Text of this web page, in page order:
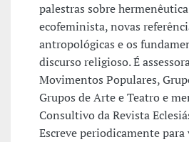
palestras sobre
ecofeminista, novas
antropológicas e os
discurso religioso. É
Movimentos Populares,
Grupos de Arte e Teatro e
Consultivo da Revista
Escreve periodicamente para